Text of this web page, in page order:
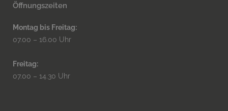
Öffnungszeiten
Montag bis Freitag:
07.00 – 16.00 Uhr
Freitag:
07.00 – 14.30 Uhr